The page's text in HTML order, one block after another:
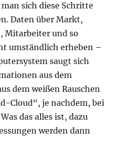
sich diese Schritte
Daten über Markt,
Mitarbeiter und so
umständlich erheben –
saugt sich
aus dem
dem weißen Rauschen
Cloud“, je nachdem, bei
das alles ist, dazu
werden dann